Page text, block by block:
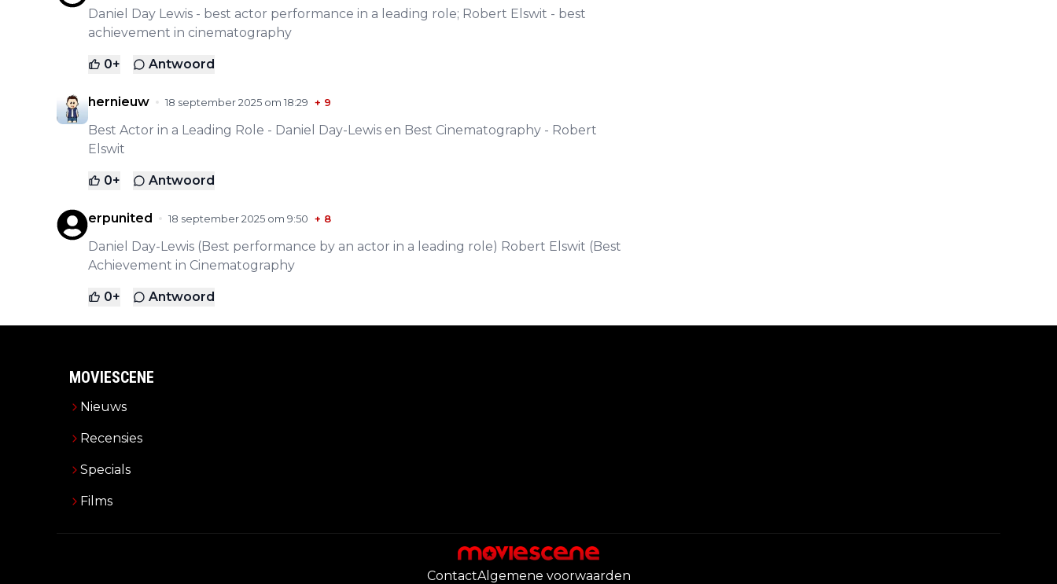
Daniel Day Lewis - best actor performance in a leading role; Robert Elswit - best
achievement in cinematography
0+ Antwoord
hernieuw 18 september 2025 om 18:29 + 9
Best Actor in a Leading Role - Daniel Day-Lewis en Best Cinematography - Robert
Elswit
0+ Antwoord
erpunited 18 september 2025 om 9:50 + 8
Daniel Day-Lewis (Best performance by an actor in a leading role) Robert Elswit (Best
Achievement in Cinematography
0+ Antwoord
MOVIESCENE
Nieuws
Recensies
Specials
Films
ContactAlgemene voorwaarden